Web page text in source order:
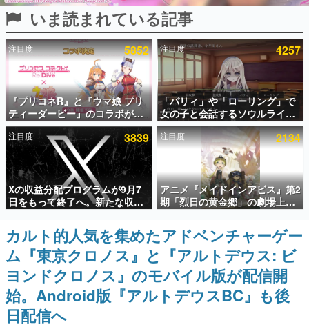
ピックアップ
電ファミのいま読まれている記事ランキング
アプリセール情報
インタビュー
連載・特集一覧
殿堂入り記事
SNS拡散数が数千以上！ ページビュー数万以上！ などな
ど。多くの人々に読まれた、電ファミ渾身の“殿堂入り”記
事をまとめました。
ゲームの企画書
名作ゲームクリエイターの方々に製作時のエピソードをお
聞きし、ヒットする企画（ゲーム）とは何か？を探ってい
きます。
赫本
この物語を解いてはいけない。『赫本』は、〈試験問題〉
いま読まれている記事
注目度 5852
『プリコネR』と『ウマ娘 プリ
ティーダービー』のコラボが決
定！“最大170連無料”の8.5周年
キャンペーンなども発表
注目度 4257
「パリィ」や「ローリング」で
女の子と会話するソウルライク
恋愛ゲーム『小早川さんはソウ
ルライク』無料公開。返事に失
敗すると「YOU DIED」
注目度 3839
Xの収益分配プログラムが9月7
日をもって終了へ。新たな収益
化制度「Original Content
Rewards Program」を発表
注目度 2134
アニメ『メイドインアビス』第2
期「烈日の黄金郷」の劇場上映
が決定！レグ役・伊瀬茉莉也さ
んらが登壇する舞台挨拶も実施
カルト的人気を集めたアドベンチャーゲー
ム『東京クロノス』と『アルトデウス: ビ
ヨンドクロノス』のモバイル版が配信開
始。Android版『アルトデウスBC』も後
日配信へ